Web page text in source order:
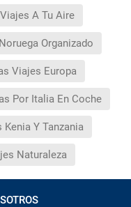
Viajes A Tu Aire
Organizado
Viajes Europa
Por Italia En Coche
Kenia Y Tanzania
Naturaleza